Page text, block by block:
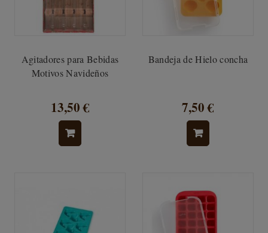
Agitadores para Bebidas
Motivos Navideños
13,50 €
Bandeja de Hielo concha
7,50 €